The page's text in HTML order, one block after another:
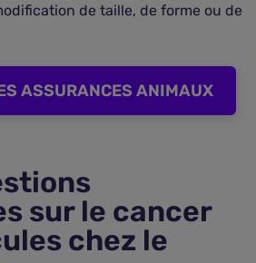
de taille, de forme ou de
ASSURANCES ANIMAUX
sur le cancer
chez le